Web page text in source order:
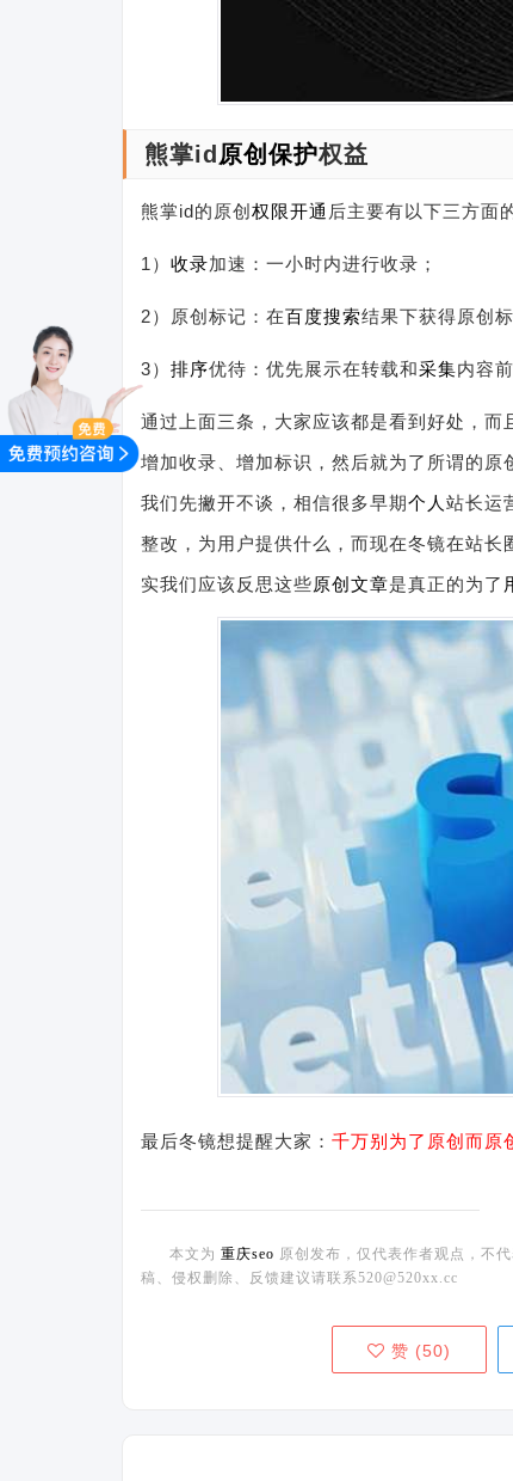
熊掌id 原创保护权益
熊掌id的原创 权限开通 后主要有以下三方面
1） 收录加速：一小时内进行收录；
2）原创标记：在百度搜索结果下获得原创标
3） 排序优待：优先展示在转载和采集内容前
通过上面三条，大家应该都是看到好处，
增加收录、增加标识，然后就为了所谓的原
我们先撇开不谈，相信很多早期个人 站长运
整改，为用户提供什么，而现在冬镜在站
实我们应该反思这些原创文章是真正的为了
最后冬镜想提醒大家： 千万别为了原创而原
本文为 重庆seo 原创发布，仅代表作者观点，不
稿、侵权删除、反馈建议请联系520@520xx.cc
赞 (50)